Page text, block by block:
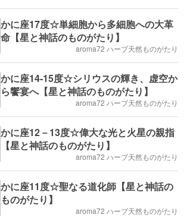
かに座17度☆単細胞から多細胞への大革
命【星と神話のものがたり】
aroma72 ハーブ天然ものがたり
かに座14-15度☆シリウスの輝き、虚空か
ら饗宴へ【星と神話のものがたり】
aroma72 ハーブ天然ものがたり
かに座12－13度☆偉大な光と火星の親指
【星と神話のものがたり】
aroma72 ハーブ天然ものがたり
かに座11度☆聖なる道化師【星と神話の
ものがたり】
aroma72 ハーブ天然ものがたり